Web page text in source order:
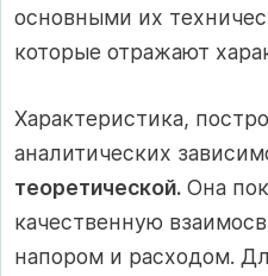
основными их
которые отражают
Характеристика,
аналитических
теоретической. Она
качественную
напором и расходом.